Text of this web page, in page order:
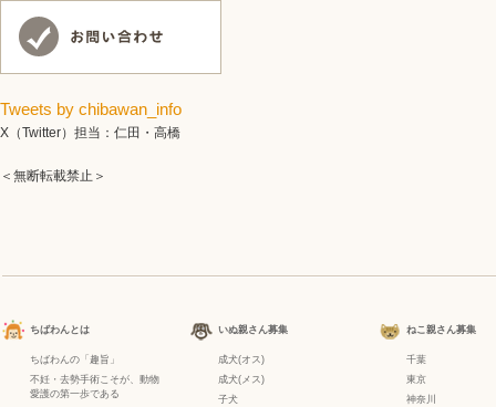
Tweets by chibawan_info
X（Twitter）担当：仁田・高橋
＜無断転載禁止＞
ちばわんとは
ちばわんの「趣旨」
不妊・去勢手術こそが、動物
愛護の第一歩である
いぬ親さん募集
成犬(オス)
成犬(メス)
子犬
ねこ親さん募集
千葉
東京
神奈川